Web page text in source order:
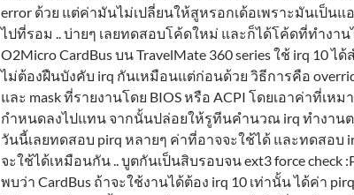
error ด้วย แต่ค่ามันไม่เปลี่ยนให้สูหรอกเด้อเพราะมันเป็นแ
ไปที่รอม .. บ่ายๆ เลยทดสอบโค้ดใหม่ และก็ได้โค้ดที่ทำงาน
O2Micro CardBus บน TravelMate 360 series ใช้ irq 10 ได้
ไม่ต้องฝืนบังคับ irq กันเหมือนแต่ก่อนด้วย วิธีการคือ
และ mask ที่รายงานโดย BIOS หรือ ACPI โดยเอาค่าที่เหม
กำหนดลงไปแทน จากนั้นปล่อยให้รูทีนคำนวณ irq ทำงาน
วันนี้เลยทดสอบ pirq หลายๆ ค่าที่อาจจะใช้ได้ และทดสอบ
จะใช้ได้เหมือนกัน .. บูตกันเป็นสิบรอบจน ext3 force check
พบว่า CardBus ถ้าจะใช้งานได้ต้อง irq 10 เท่านั้น ได้ค่า